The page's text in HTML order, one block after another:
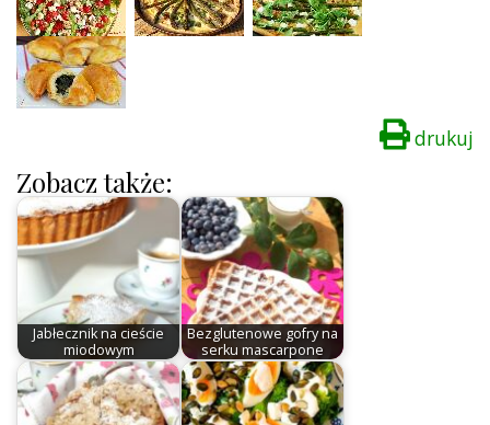
drukuj
Zobacz także:
Jabłecznik na cieście
miodowym
Bezglutenowe gofry na
serku mascarpone